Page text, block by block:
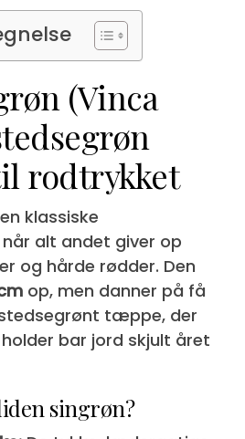
(Vinca
rodtrykket
klassiske
når alt andet giver op
og hårde rødder. Den
op, men danner på få
tæppe, der
bar jord skjult året
singrøn?